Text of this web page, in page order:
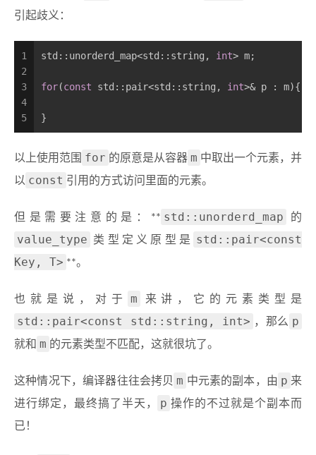
引起歧义：
1
2
3
4
5
std::unorderd_map<std::string, int> m;
for(const std::pair<std::string, int>& p : m){
}
以上使用范围 for 的原意是从容器 m 中取出一个元素，并
以 const 引用的方式访问里面的元素。
但是需要注意的是：** std::unorderd_map 的
value_type 类型定义原型是
std::pair<const
Key, T> **。
也就是说，对于 m 来讲，它的元素类型是
std::pair<const std::string, int> ，那么 p
就和 m 的元素类型不匹配，这就很坑了。
这种情况下，编译器往往会拷贝 m 中元素的副本，由 p 来
进行绑定，最终搞了半天，
p 操作的不过就是个副本而
已！